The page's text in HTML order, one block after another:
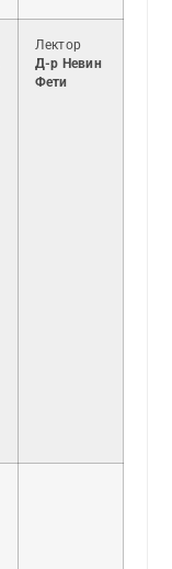
Лектор
Д-р Невин
Фети